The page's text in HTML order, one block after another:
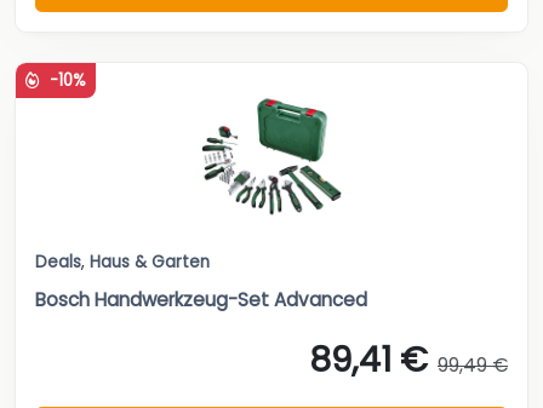
-10%
Deals, Haus & Garten
Bosch Handwerkzeug-Set Advanced
89,41 € 99,49 €